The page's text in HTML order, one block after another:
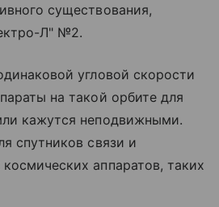
существования,
Л" №2.
угловой скорости
на такой орбите для
кажутся неподвижными.
спутников связи и
аппаратов, таких